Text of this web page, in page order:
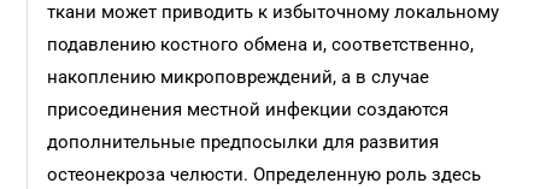
ткани может приводить к избыточному локальному
подавлению костного обмена и, соответственно,
накоплению микроповреждений, а в случае
присоединения местной инфекции создаются
дополнительные предпосылки для развития
остеонекроза челюсти. Определенную роль здесь